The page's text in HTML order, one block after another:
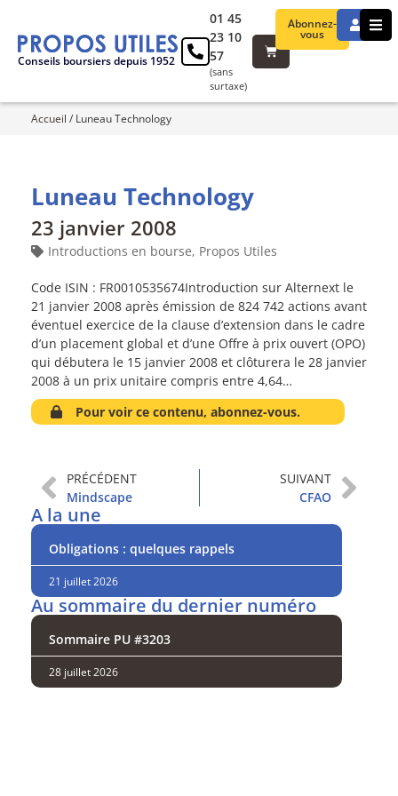
Conseils boursiers depuis 1952
Abonnez-
vous
01 45
23 10
57
(sans
surtaxe)
Accueil / Luneau Technology
Luneau Technology
23 janvier 2008
Introductions en bourse, Propos Utiles
Code ISIN : FR0010535674Introduction sur Alternext le
21 janvier 2008 après émission de 824 742 actions avant
éventuel exercice de la clause d’extension dans le cadre
d’un placement global et d’une Offre à prix ouvert (OPO)
qui débutera le 15 janvier 2008 et clôturera le 28 janvier
2008 à un prix unitaire compris entre 4,64…
Pour voir ce contenu, abonnez-vous.
PRÉCÉDENT
Mindscape
SUIVANT
CFAO
A la une
Obligations : quelques rappels
21 juillet 2026
Au sommaire du dernier numéro
Sommaire PU #3203
28 juillet 2026